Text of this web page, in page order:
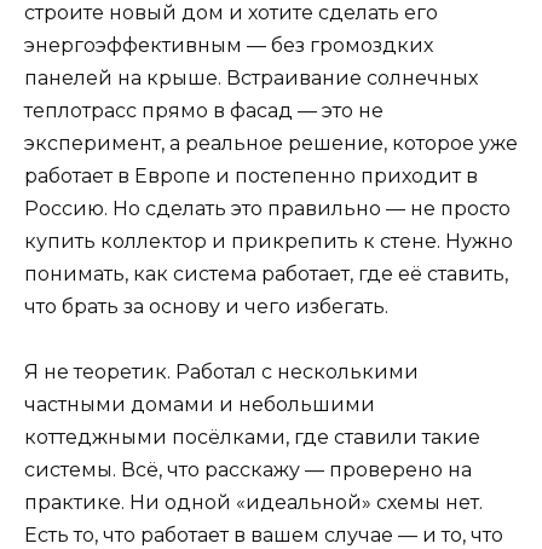
строите новый дом и хотите сделать его
энергоэффективным — без громоздких
панелей на крыше. Встраивание солнечных
теплотрасс прямо в фасад — это не
эксперимент, а реальное решение, которое уже
работает в Европе и постепенно приходит в
Россию. Но сделать это правильно — не просто
купить коллектор и прикрепить к стене. Нужно
понимать, как система работает, где её ставить,
что брать за основу и чего избегать.
Я не теоретик. Работал с несколькими
частными домами и небольшими
коттеджными посёлками, где ставили такие
системы. Всё, что расскажу — проверено на
практике. Ни одной «идеальной» схемы нет.
Есть то, что работает в вашем случае — и то, что